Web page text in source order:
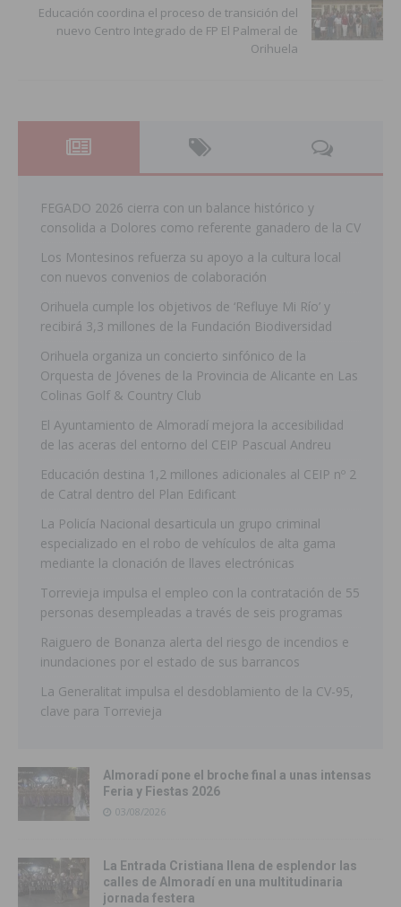
Educación coordina el proceso de transición del
nuevo Centro Integrado de FP El Palmeral de
Orihuela
FEGADO 2026 cierra con un balance histórico y
consolida a Dolores como referente ganadero de la CV
Los Montesinos refuerza su apoyo a la cultura local
con nuevos convenios de colaboración
Orihuela cumple los objetivos de ‘Refluye Mi Río’ y
recibirá 3,3 millones de la Fundación Biodiversidad
Orihuela organiza un concierto sinfónico de la
Orquesta de Jóvenes de la Provincia de Alicante en Las
Colinas Golf & Country Club
El Ayuntamiento de Almoradí mejora la accesibilidad
de las aceras del entorno del CEIP Pascual Andreu
Educación destina 1,2 millones adicionales al CEIP nº 2
de Catral dentro del Plan Edificant
La Policía Nacional desarticula un grupo criminal
especializado en el robo de vehículos de alta gama
mediante la clonación de llaves electrónicas
Torrevieja impulsa el empleo con la contratación de 55
personas desempleadas a través de seis programas
Raiguero de Bonanza alerta del riesgo de incendios e
inundaciones por el estado de sus barrancos
La Generalitat impulsa el desdoblamiento de la CV-95,
clave para Torrevieja
Almoradí pone el broche final a unas intensas
Feria y Fiestas 2026
03/08/2026
La Entrada Cristiana llena de esplendor las
calles de Almoradí en una multitudinaria
jornada festera